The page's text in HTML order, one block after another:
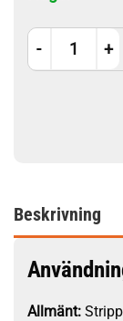
Stripp-ER 1 Liter
Beskrivning
Allmänt: